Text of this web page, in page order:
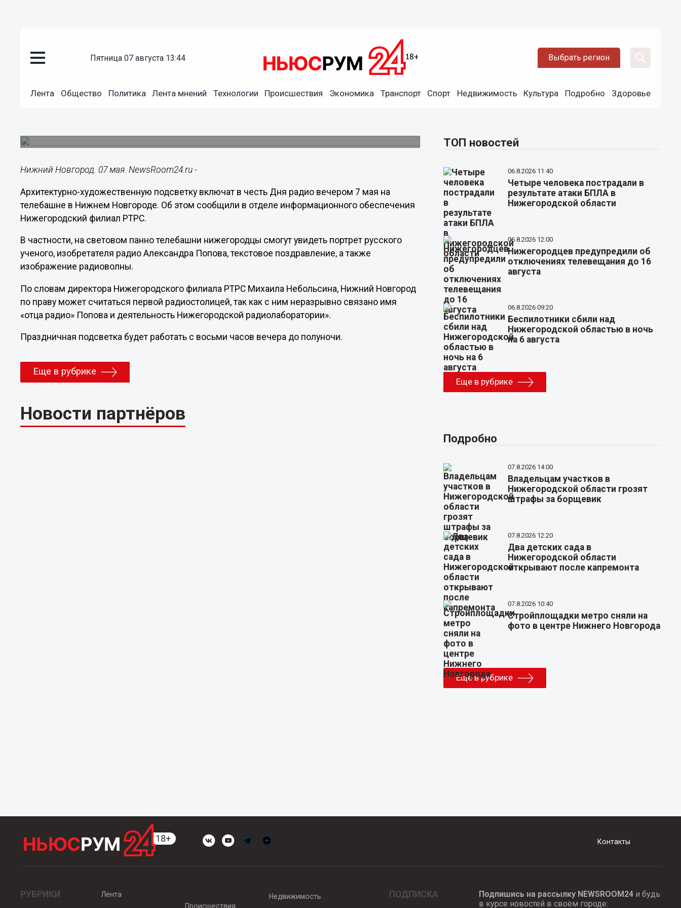
пятница 07 августа 13:44 Выбрать регион
Лента Общество Политика Лента мнений Технологии Происшествия Экономика Транспорт Спорт Недвижимость Культура Подробно Здоровье
Портрет Попова появится на нижегородской телебашне 7
Нижний Новгород. 07 мая. NewsRoom24.ru -
Архитектурно-художественную подсветку включат в честь Дня радио вечером 7 мая на
телебашне в Нижнем Новгороде. Об этом сообщили в отделе информационного обеспечения
Нижегородский филиал РТРС.
В частности, на световом панно телебашни нижегородцы смогут увидеть портрет русского
ученого, изобретателя радио Александра Попова, текстовое поздравление, а также
изображение радиоволны.
По словам директора Нижегородского филиала РТРС Михаила Небольсина, Нижний Новгород
по праву может считаться первой радиостолицей, так как с ним неразрывно связано имя
«отца радио» Попова и деятельность Нижегородской радиолаборатории».
Праздничная подсветка будет работать с восьми часов вечера до полуночи.
Еще в рубрике
Новости партнёров
ТОП новостей
06.8.2026 11:40
Четыре человека пострадали в
результате атаки БПЛА в
Нижегородской области
06.8.2026 12:00
Нижегородцев предупредили об
отключениях телевещания до 16
августа
06.8.2026 09:20
Беспилотники сбили над
Нижегородской областью в ночь
на 6 августа
Еще в рубрике
Подробно
07.8.2026 14:00
Владельцам участков в
Нижегородской области грозят
штрафы за борщевик
07.8.2026 12:20
Два детских сада в
Нижегородской области
открывают после капремонта
07.8.2026 10:40
Стройплощадки метро сняли на
фото в центре Нижнего Новгорода
Еще в рубрике
Контакты
РУБРИКИ
Лента
Происшествия
Недвижимость ПОДПИСКА Подпишись на рассылку NEWSROOM24и будь
в курсе новостей в своём городе: